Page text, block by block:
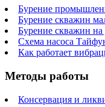
Бурение
Бурение скважин
Бурение скважин на
Схема насоса
Как работает
Методы работы
Консервация и